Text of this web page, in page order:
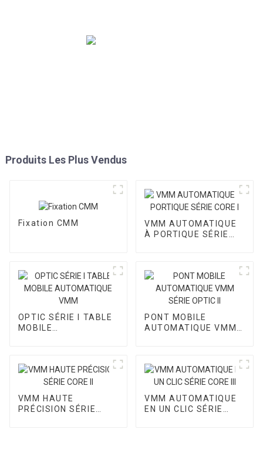
Produits Les Plus Vendus
Fixation CMM
VMM AUTOMATIQUE
À PORTIQUE SÉRIE
OPTIC SÉRIE I TABLE
MOBILE
PONT MOBILE
AUTOMATIQUE VMM
VMM HAUTE
PRÉCISION SÉRIE
VMM AUTOMATIQUE
EN UN CLIC SÉRIE